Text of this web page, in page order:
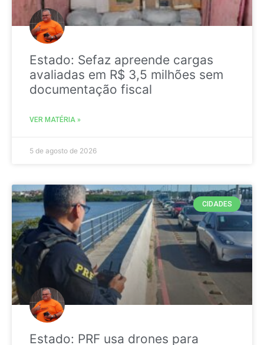
Estado: Sefaz apreende cargas
avaliadas em R$ 3,5 milhões sem
documentação fiscal
VER MATÉRIA »
5 de agosto de 2026
CIDADES
Estado: PRF usa drones para